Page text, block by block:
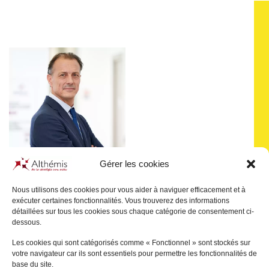
Gérer les cookies
Nous utilisons des cookies pour vous aider à naviguer efficacement et à
exécuter certaines fonctionnalités. Vous trouverez des informations
détaillées sur tous les cookies sous chaque catégorie de consentement ci-
dessous.
Les cookies qui sont catégorisés comme « Fonctionnel » sont stockés sur
votre navigateur car ils sont essentiels pour permettre les fonctionnalités de
base du site.
PascalJULIEN SAINT-
AMAND
PARIS